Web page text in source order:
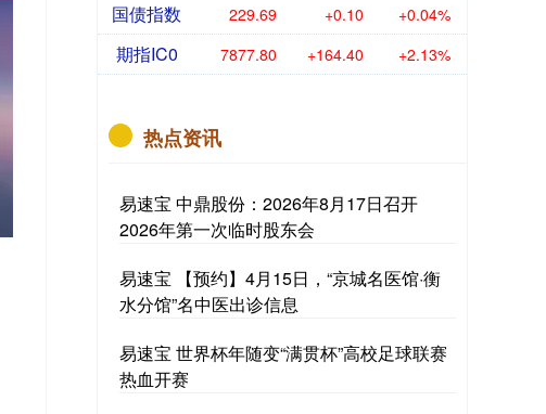
国债指数 229.69 +0.10 +0.04%
期指IC0 7877.80 +164.40 +2.13%
热点资讯
易速宝 中鼎股份：2026年8月17日召开
2026年第一次临时股东会
易速宝 【预约】4月15日，“京城名医馆·衡
水分馆”名中医出诊信息
易速宝 世界杯年随变“满贯杯”高校足球联赛
热血开赛